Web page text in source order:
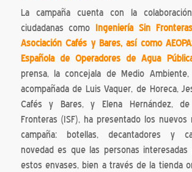
La campaña cuenta con la
ciudadanas como Ingeniería Sin
Asociación Cafés y Bares, así como
Española de Operadores de Agua
prensa, la concejala de Medio Ambiente,
acompañada de Luis Vaquer, de Horeca,
Cafés y Bares, y Elena Hernández,
Fronteras (ISF), ha presentado los nuevos
campaña: botellas, decantadores y
novedad es que las personas
estos envases, bien a través de la tienda